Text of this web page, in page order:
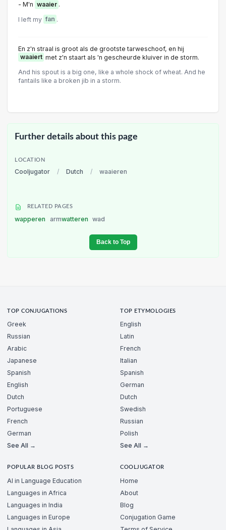
- M'n waaier .
I left my fan .
En z'n straal is groot als de grootste tarweschoof, en hij
waaiert met z'n staart als 'n gescheurde kIuiver in de storm.
And his spout is a big one, like a whole shock of wheat. And he
fantails like a broken jib in a storm.
Further details about this page
LOCATION
Cooljugator / Dutch / waaieren
RELATED PAGES
wapperen armwatteren wad
Back to Top
TOP CONJUGATIONS
Greek
Russian
Arabic
Japanese
Spanish
English
Dutch
Portuguese
French
German
See All →
TOP ETYMOLOGIES
English
Latin
French
Italian
Spanish
German
Dutch
Swedish
Russian
Polish
See All →
POPULAR BLOG POSTS
AI in Language Education
Languages in Africa
Languages in India
Languages in Europe
COOLJUGATOR
Home
About
Blog
Conjugation Game